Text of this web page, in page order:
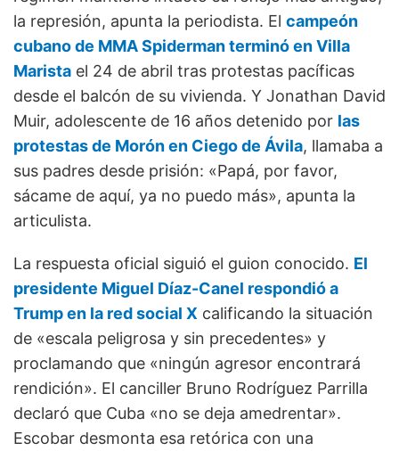
la represión, apunta la periodista. El campeón
cubano de MMA Spiderman terminó en Villa
Marista el 24 de abril tras protestas pacíficas
desde el balcón de su vivienda. Y Jonathan David
Muir, adolescente de 16 años detenido por las
protestas de Morón en Ciego de Ávila, llamaba a
sus padres desde prisión: «Papá, por favor,
sácame de aquí, ya no puedo más», apunta la
articulista.
La respuesta oficial siguió el guion conocido. El
presidente Miguel Díaz-Canel respondió a
Trump en la red social X calificando la situación
de «escala peligrosa y sin precedentes» y
proclamando que «ningún agresor encontrará
rendición». El canciller Bruno Rodríguez Parrilla
declaró que Cuba «no se deja amedrentar».
Escobar desmonta esa retórica con una